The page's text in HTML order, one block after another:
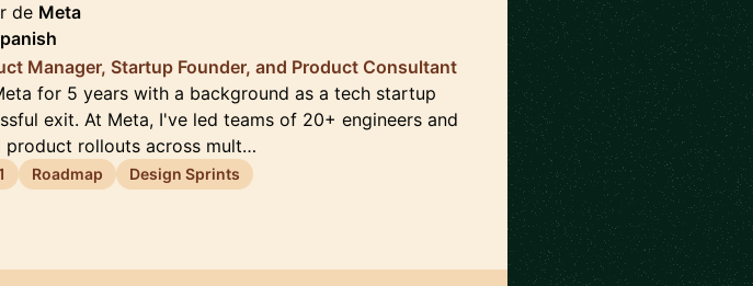
de Meta
Manager, Startup Founder, and Product Consultant
for 5 years with a background as a tech startup
exit. At Meta, I've led teams of 20+ engineers and
product rollouts across mult…
Roadmap Design Sprints